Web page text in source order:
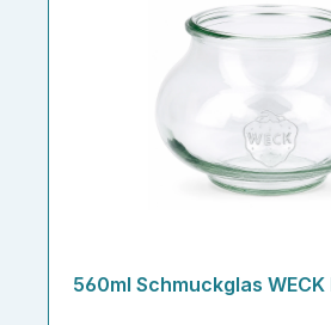
560ml Schmuckglas WECK